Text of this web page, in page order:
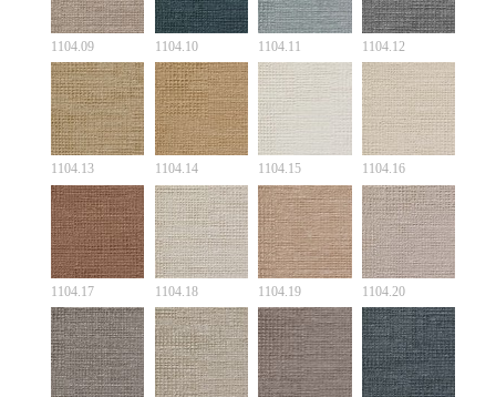
1104.09 1104.10 1104.11 1104.12
1104.13 1104.14 1104.15 1104.16
1104.17 1104.18 1104.19 1104.20